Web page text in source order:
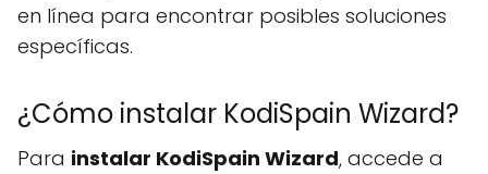
en línea para encontrar posibles soluciones
específicas.
¿Cómo instalar KodiSpain Wizard?
Para instalar KodiSpain Wizard, accede a